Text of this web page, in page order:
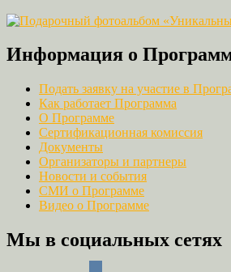
Информация о
Подать заявку на участие в
Как работает Программа
О Программе
Сертификационная комиссия
Документы
Организаторы и партнеры
Новости и события
СМИ о Программе
Видео о Программе
Мы в социальных сетях